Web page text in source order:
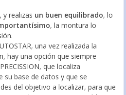
y realizas un buen equilibrado, lo
, la montura lo
una vez realizada la
hay una opción que siempre
que localiza
su base de datos y que se
del objetivo a localizar, para que